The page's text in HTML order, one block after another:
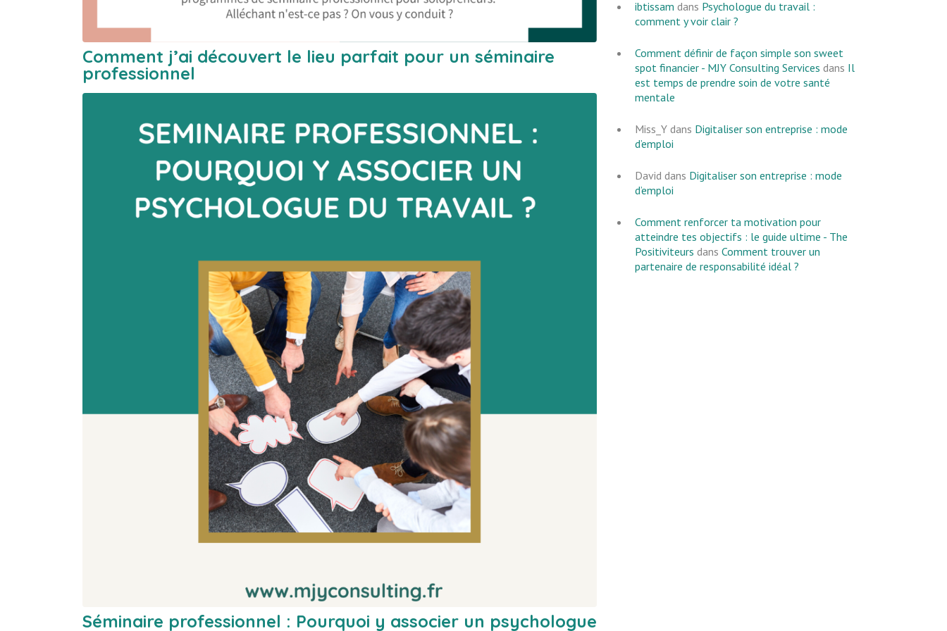
Comment j’ai découvert le lieu parfait pour un séminaire
professionnel
Séminaire professionnel : Pourquoi y associer un psychologue
ibtissam dans Psychologue du travail :
comment y voir clair ?
Comment définir de façon simple son sweet
spot financier - MJY Consulting Services dans Il
est temps de prendre soin de votre santé
mentale
Miss_Y dans Digitaliser son entreprise : mode
d’emploi
David dans Digitaliser son entreprise : mode
d’emploi
Comment renforcer ta motivation pour
atteindre tes objectifs : le guide ultime - The
Positiviteurs dans Comment trouver un
partenaire de responsabilité idéal ?